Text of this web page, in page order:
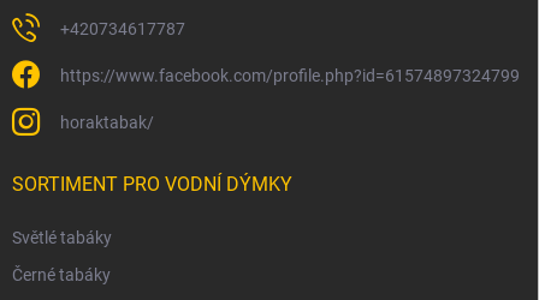
+420734617787
https://www.facebook.com/profile.php?id=61574897324799
horaktabak/
SORTIMENT PRO VODNÍ DÝMKY
Světlé tabáky
Černé tabáky